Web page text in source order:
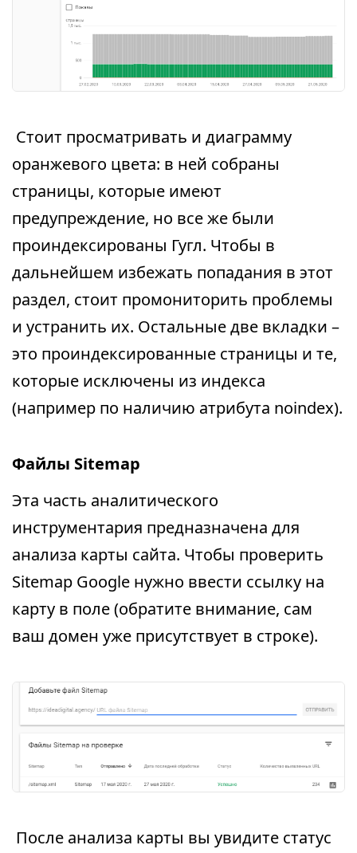
Стоит просматривать и диаграмму
оранжевого цвета: в ней собраны
страницы, которые имеют
предупреждение, но все же были
проиндексированы Гугл. Чтобы в
дальнейшем избежать попадания в этот
раздел, стоит промониторить проблемы
и устранить их. Остальные две вкладки –
это проиндексированные страницы и те,
которые исключены из индекса
(например по наличию атрибута noindex).
Файлы Sitemap
Эта часть аналитического
инструментария предназначена для
анализа карты сайта. Чтобы проверить
Sitemap Google нужно ввести ссылку на
карту в поле (обратите внимание, сам
ваш домен уже присутствует в строке).
После анализа карты вы увидите статус